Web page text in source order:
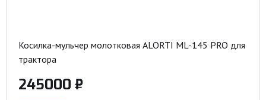
Косилка-мульчер молотковая ALORTI ML-145 PRO для
трактора
245000 ₽